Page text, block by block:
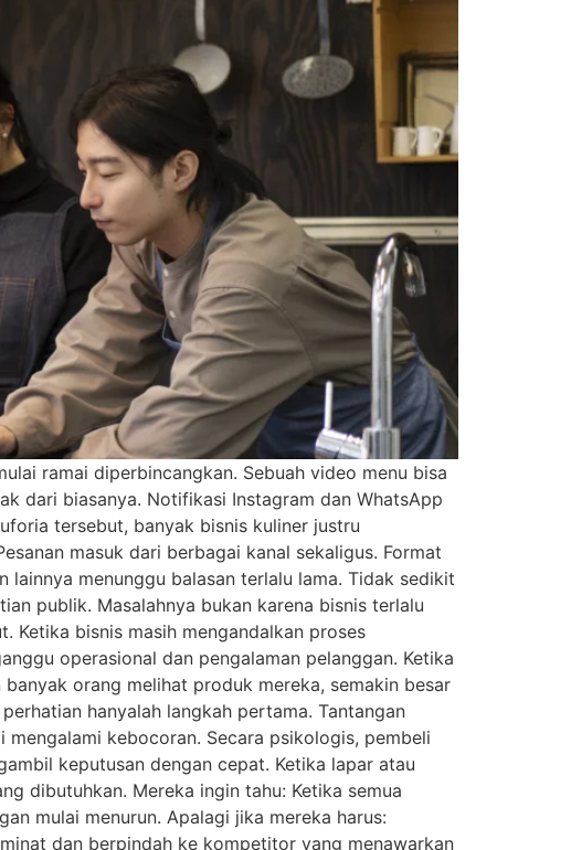
ramai diperbincangkan. Sebuah video menu bisa
dari biasanya. Notifikasi Instagram dan WhatsApp
tersebut, banyak bisnis kuliner justru
masuk dari berbagai kanal sekaligus. Format
lainnya menunggu balasan terlalu lama. Tidak sedikit
publik. Masalahnya bukan karena bisnis terlalu
Ketika bisnis masih mengandalkan proses
operasional dan pengalaman pelanggan. Ketika
orang melihat produk mereka, semakin besar
hanyalah langkah pertama. Tantangan
kebocoran. Secara psikologis, pembeli
keputusan dengan cepat. Ketika lapar atau
dibutuhkan. Mereka ingin tahu: Ketika semua
mulai menurun. Apalagi jika mereka harus:
dan berpindah ke kompetitor yang menawarkan